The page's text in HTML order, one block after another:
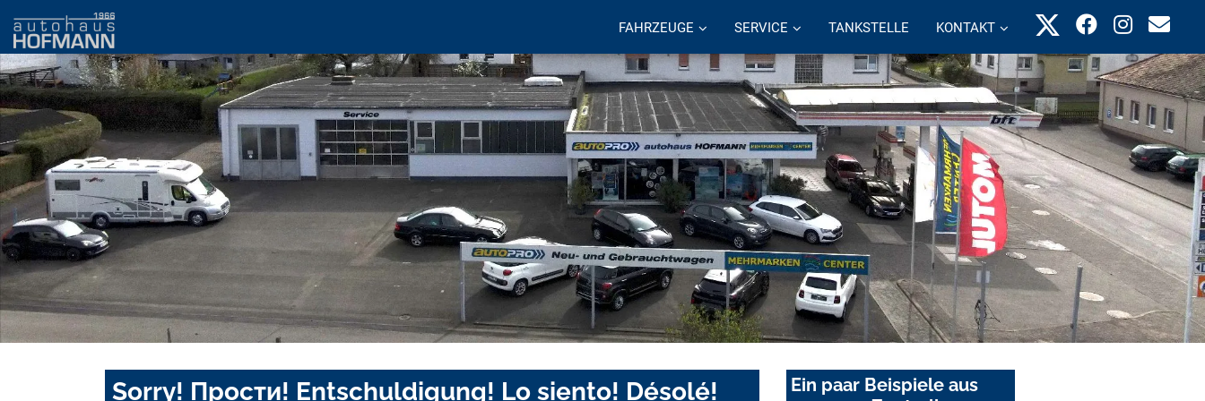
FAHRZEUGE SERVICE TANKSTELLE KONTAKT
Sorry! Прости! Entschuldigung! Lo siento! Désolé!
Ein paar Beispiele aus